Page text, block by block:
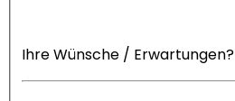
Ihre Wünsche / Erwartungen?